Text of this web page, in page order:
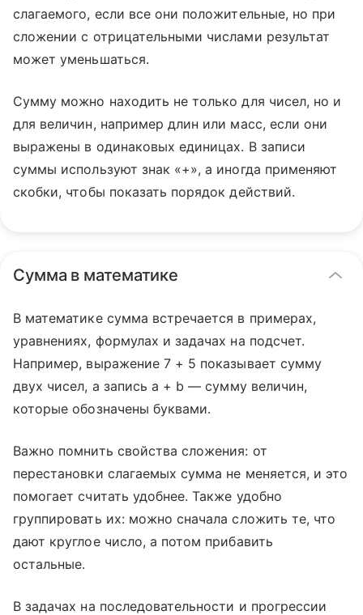
слагаемого, если все они положительные, но при
сложении с отрицательными числами результат
может уменьшаться.
Сумму можно находить не только для чисел, но и
для величин, например длин или масс, если они
выражены в одинаковых единицах. В записи
суммы используют знак «+», а иногда применяют
скобки, чтобы показать порядок действий.
Сумма в математике
В математике сумма встречается в примерах,
уравнениях, формулах и задачах на подсчет.
Например, выражение 7 + 5 показывает сумму
двух чисел, а запись a + b — сумму величин,
которые обозначены буквами.
Важно помнить свойства сложения: от
перестановки слагаемых сумма не меняется, и это
помогает считать удобнее. Также удобно
группировать их: можно сначала сложить те, что
дают круглое число, а потом прибавить
остальные.
В задачах на последовательности и прогрессии